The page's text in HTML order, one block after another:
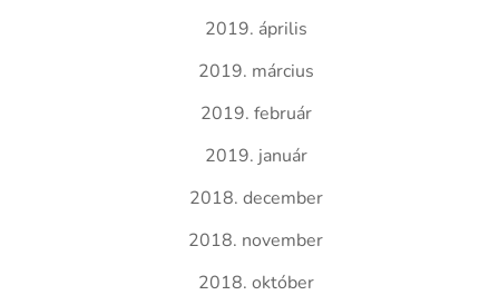
2019. április
2019. március
2019. február
2019. január
2018. december
2018. november
2018. október